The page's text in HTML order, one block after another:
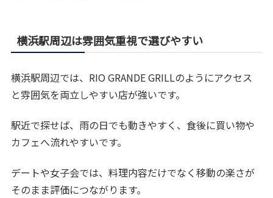
横浜駅周辺は雰囲気重視で選びやすい
横浜駅周辺では、RIO GRANDE GRILLのようにアクセス
と雰囲気を両立しやすい店が強いです。
駅近で探せば、雨の日でも動きやすく、食後に買い物や
カフェへ流れやすいです。
デートや女子会では、料理内容だけでなく移動の楽さが
そのまま評価につながります。